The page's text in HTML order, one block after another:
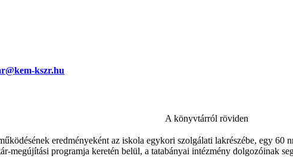
kszr.hu
A könyvtárról röviden
eredményeként az iskola egykori szolgálati lakrészébe, egy
megújítási programja keretén belül, a tatabányai intézmény dolgozóinak